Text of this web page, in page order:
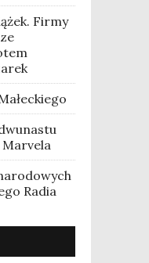
Firmy
Radia